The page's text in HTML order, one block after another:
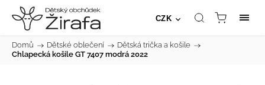
CZK
Domů / Dětské oblečení / Dětská trička a košile /
Chlapecká košile GT 7407 modrá 2022